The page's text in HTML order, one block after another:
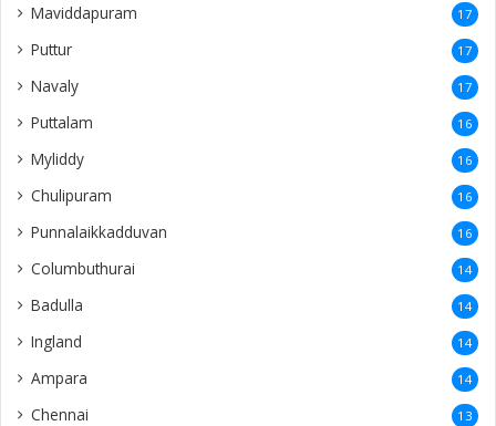
Maviddapuram 17
Puttur 17
Navaly 17
Puttalam 16
Myliddy 16
Chulipuram 16
Punnalaikkadduvan 16
Columbuthurai 14
Badulla 14
Ingland 14
Ampara 14
Chennai 13